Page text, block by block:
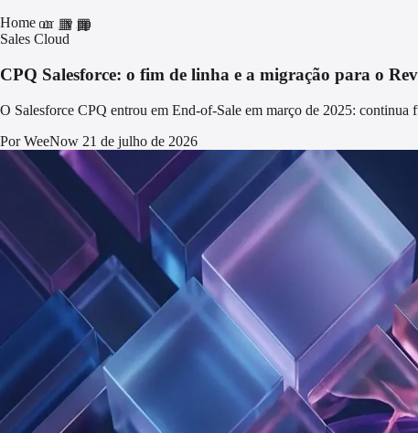
Homehome
grid_view
apps
Sales Cloud
CPQ Salesforce: o fim de linha e a migração para o
O Salesforce CPQ entrou em End-of-Sale em março de 2025:
Por WeeNow 21 de julho de 2026